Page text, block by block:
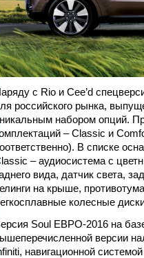
с Rio и Cee’d
российского рынка,
набором опций.
– Classic и
В списке
– аудиосистема с
вида, датчик света,
на крыше,
колесные
Soul ЕВРО-2016 на
версии
навигационной